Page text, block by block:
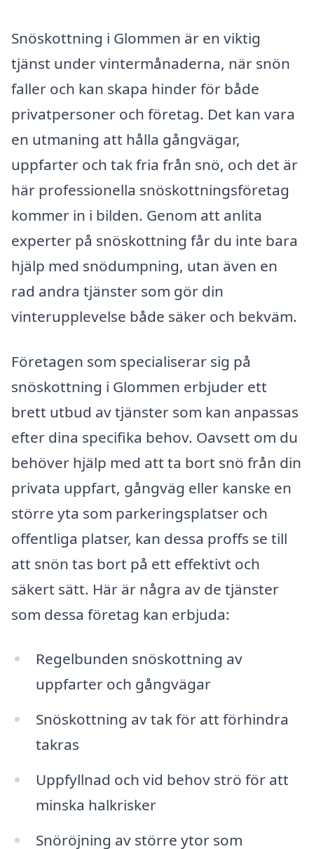
Snöskottning i Glommen är en viktig
tjänst under vintermånaderna, när snön
faller och kan skapa hinder för både
privatpersoner och företag. Det kan vara
en utmaning att hålla gångvägar,
uppfarter och tak fria från snö, och det är
här professionella snöskottningsföretag
kommer in i bilden. Genom att anlita
experter på snöskottning får du inte bara
hjälp med snödumpning, utan även en
rad andra tjänster som gör din
vinterupplevelse både säker och bekväm.
Företagen som specialiserar sig på
snöskottning i Glommen erbjuder ett
brett utbud av tjänster som kan anpassas
efter dina specifika behov. Oavsett om du
behöver hjälp med att ta bort snö från din
privata uppfart, gångväg eller kanske en
större yta som parkeringsplatser och
offentliga platser, kan dessa proffs se till
att snön tas bort på ett effektivt och
säkert sätt. Här är några av de tjänster
som dessa företag kan erbjuda:
Regelbunden snöskottning av
uppfarter och gångvägar
Snöskottning av tak för att förhindra
takras
Uppfyllnad och vid behov strö för att
minska halkrisker
Snöröjning av större ytor som